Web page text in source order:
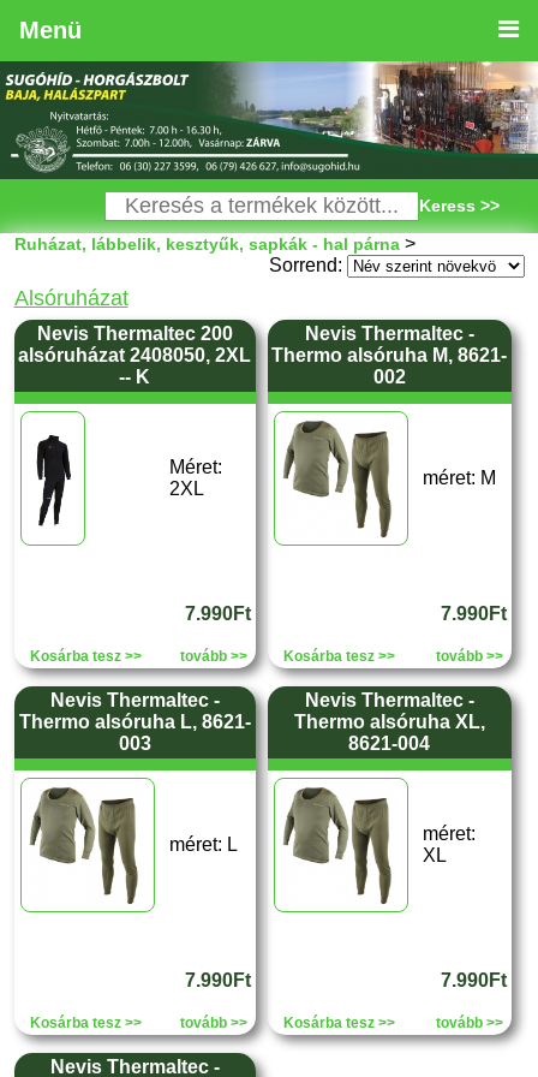
Menü
Keress >>
Ruházat, lábbelik, kesztyűk, sapkák - hal párna>
Sorrend:
Alsóruházat
Nevis Thermaltec 200
alsóruházat 2408050, 2XL
-- K
Méret:
2XL
7.990Ft
Kosárba tesz >> tovább >>
Nevis Thermaltec -
Thermo alsóruha M, 8621-
002
méret: M
7.990Ft
Kosárba tesz >> tovább >>
Nevis Thermaltec -
Thermo alsóruha L, 8621-
003
méret: L
7.990Ft
Kosárba tesz >> tovább >>
Nevis Thermaltec -
Thermo alsóruha XL,
8621-004
méret:
XL
7.990Ft
Kosárba tesz >> tovább >>
Nevis Thermaltec -